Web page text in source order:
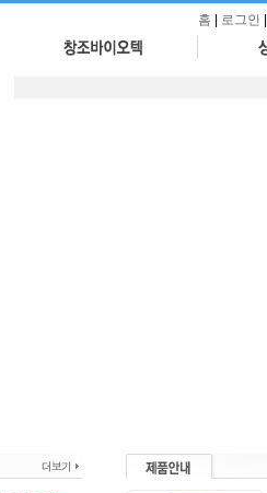
홈 로그인